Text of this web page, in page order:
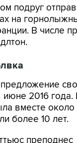
подруг
на
В числе
2016 года.
вместе около
более 10 лет.
преподнес